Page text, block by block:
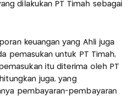
dilakukan PT Timah sebagai
keuangan yang Ahli juga
pemasukan untuk PT Timah,
itu diterima oleh PT
juga, yang
pembayaran-pembayaran